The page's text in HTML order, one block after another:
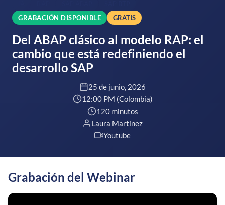
GRABACIÓN DISPONIBLE
GRATIS
Del ABAP clásico al modelo RAP: el
cambio que está redefiniendo el
desarrollo SAP
25 de junio, 2026
12:00 PM (Colombia)
120 minutos
Laura Martínez
Youtube
Grabación del Webinar